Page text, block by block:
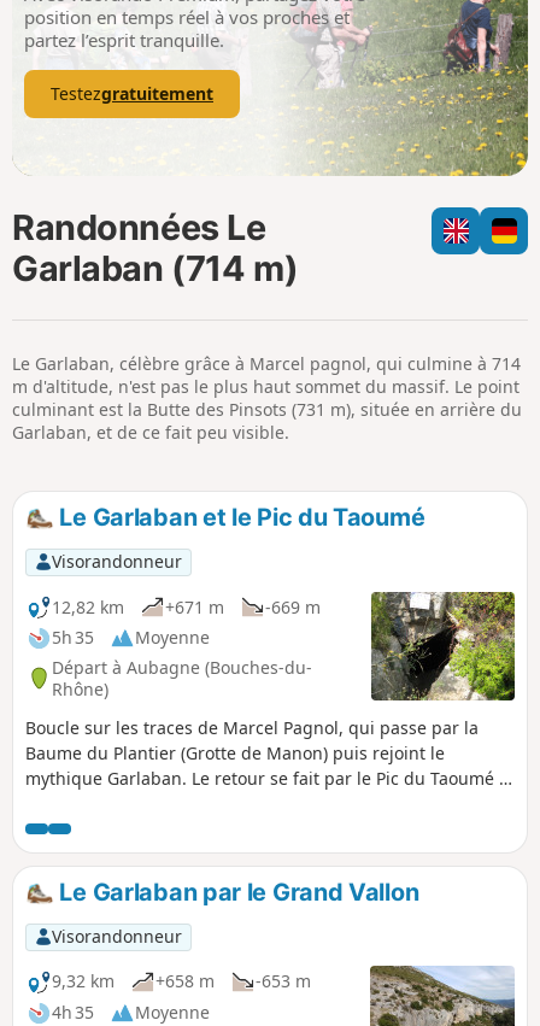
p
position en temps réel à vos proches et
partez l’esprit tranquille.
Testezgratuitement
Randonnées Le
Garlaban (714 m)
Le Garlaban, célèbre grâce à Marcel pagnol, qui culmine à 714
m d'altitude, n'est pas le plus haut sommet du massif. Le point
culminant est la Butte des Pinsots (731 m), située en arrière du
Garlaban, et de ce fait peu visible.
Le Garlaban et le Pic du Taoumé
Visorandonneur
12,82 km
+671 m
-669 m
5h 35
Moyenne
Départ à Aubagne (Bouches-du-
Rhône)
Boucle sur les traces de Marcel Pagnol, qui passe par la
Baume du Plantier (Grotte de Manon) puis rejoint le
mythique Garlaban. Le retour se fait par le Pic du Taoumé et
Temps.
Le Garlaban par le Grand Vallon
Visorandonneur
9,32 km
+658 m
-653 m
4h 35
Moyenne